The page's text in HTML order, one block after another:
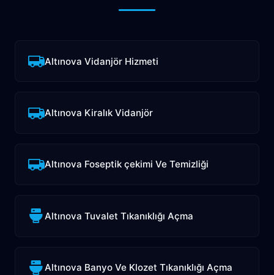
Altınova Vidanjör Hizmeti
Altınova Kiralık Vidanjör
Altınova Foseptik çekimi Ve Temizliği
Altınova Tuvalet Tıkanıklığı Açma
Altınova Banyo Ve Klozet Tıkanıklığı Açma